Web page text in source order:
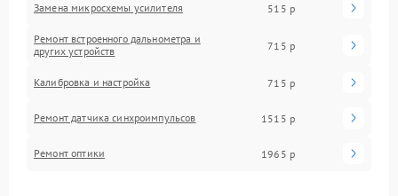
Замена микросхемы усилителя 515 р
Ремонт встроенного дальнометра и
других устройств
715 р
Калибровка и настройка 715 р
Ремонт датчика синхроимпульсов 1515 р
Ремонт оптики 1965 р